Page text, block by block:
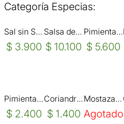
Categoría Especias:
Sal sin Sodio x 70gr-Natural
$ 3.900
Salsa de Soja Orgánica x 250 ml - Pampa Gourmet
$ 10.100
Pimienta de Jamaica en grano x 100 grs
$ 5.600
Pimienta Blanca Molida Economica x 100 gr.
$ 2.400
Coriandro en Grano x 100 gr
$ 1.400
Mostaza Molida Amarilla x 100 grs
Agotado